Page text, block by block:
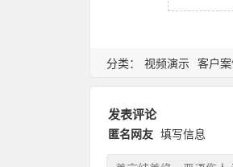
分类： 视频演示 客户案
发表评论
匿名网友 填写信息